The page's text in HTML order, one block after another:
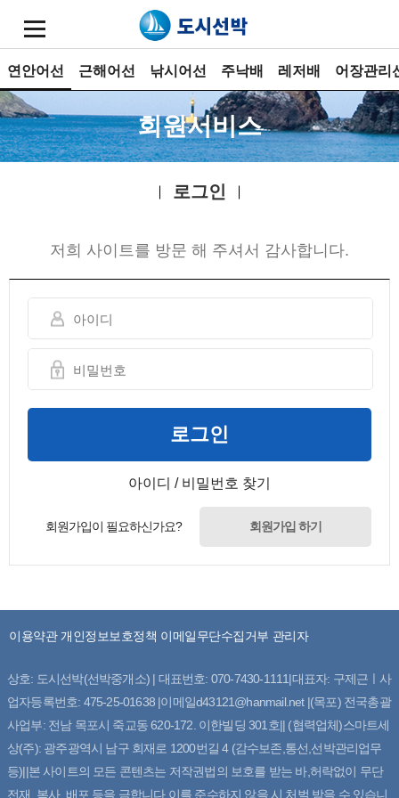
연안어선 근해어선 낚시어선 주낙배 레저배 어장관리
회원서비스
로그인
저희 사이트를 방문 해 주셔서 감사합니다.
로그인
아이디 / 비밀번호 찾기
회원가입이 필요하신가요? 회원가입 하기
이용약관 개인정보보호정책 이메일무단수집거부 관리자
상호: 도시선박(선박중개소) | 대표번호: 070-7430-1111|대표자: 구제근ㅣ사
업자등록번호: 475-25-01638 |이메일d43121@hanmail.net |(목포) 전국총괄
사업부: 전남 목포시 죽교동 620-172. 이한빌딩 301호|| (협력업체)스마트세
상(주): 광주광역시 남구 회재로 1200번길 4 (감수보존,통선,선박관리업무
등)||본 사이트의 모든 콘텐츠는 저작권법의 보호를 받는 바,허락없이 무단
전재, 복사, 배포 등을 금합니다.이를 준수하지 않을 시 처벌 받을 수 있습니